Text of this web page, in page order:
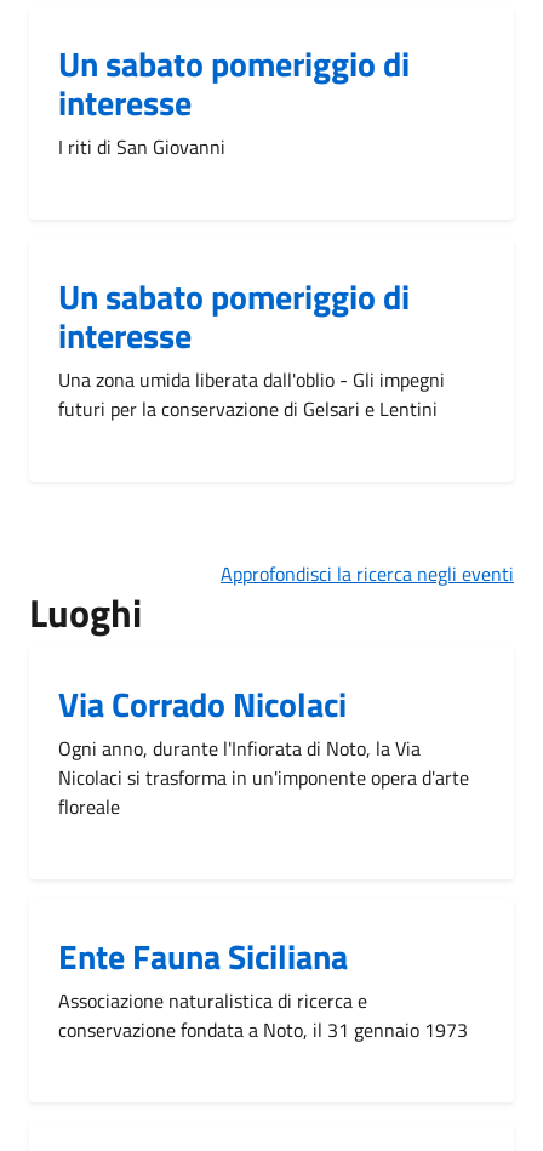
Un sabato pomeriggio di
interesse
I riti di San Giovanni
Un sabato pomeriggio di
interesse
Una zona umida liberata dall'oblio - Gli impegni
futuri per la conservazione di Gelsari e Lentini
Approfondisci la ricerca negli eventi
Luoghi
Via Corrado Nicolaci
Ogni anno, durante l'Infiorata di Noto, la Via
Nicolaci si trasforma in un'imponente opera d'arte
floreale
Ente Fauna Siciliana
Associazione naturalistica di ricerca e
conservazione fondata a Noto, il 31 gennaio 1973